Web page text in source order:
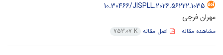
10.30466/JISPLL.2026.56222.1035
مهران فرجی
مشاهده مقاله اصل مقاله 753.07 K